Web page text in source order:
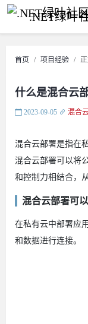
.NET绿叶
首页 项目经验
什么是混合云部
2023-09-05 混合
混合云部署是指在
混合云部署可以将
和控制力相结合，
混合云部署可
在私有云中部署应
和数据进行连接。